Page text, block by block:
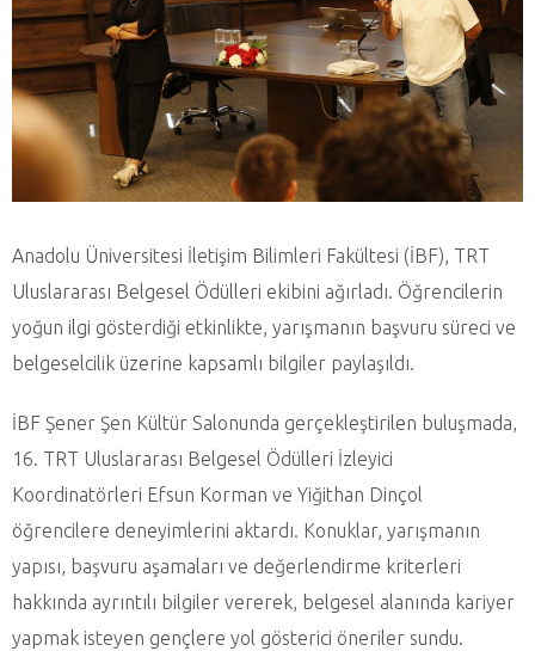
Anadolu Üniversitesi İletişim Bilimleri Fakültesi (İBF), TRT
Uluslararası Belgesel Ödülleri ekibini ağırladı. Öğrencilerin
yoğun ilgi gösterdiği etkinlikte, yarışmanın başvuru süreci ve
belgeselcilik üzerine kapsamlı bilgiler paylaşıldı.
İBF Şener Şen Kültür Salonunda gerçekleştirilen buluşmada,
16. TRT Uluslararası Belgesel Ödülleri İzleyici
Koordinatörleri Efsun Korman ve Yiğithan Dinçol
öğrencilere deneyimlerini aktardı. Konuklar, yarışmanın
yapısı, başvuru aşamaları ve değerlendirme kriterleri
hakkında ayrıntılı bilgiler vererek, belgesel alanında kariyer
yapmak isteyen gençlere yol gösterici öneriler sundu.